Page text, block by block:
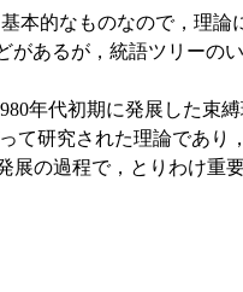
本的なものなので，理論
があるが，統語ツリーの
年代初期に発展した束縛
て研究された理論であり
展の過程で，とりわけ重